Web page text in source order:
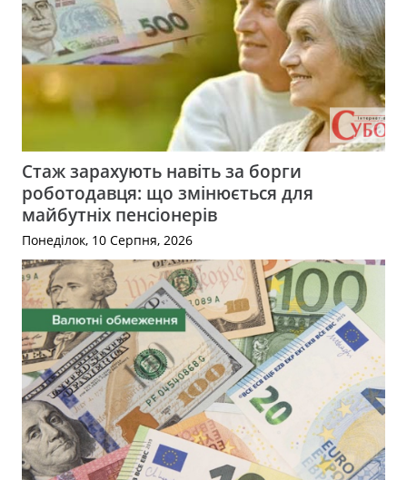
Стаж зарахують навіть за борги
роботодавця: що змінюється для
майбутніх пенсіонерів
Понеділок, 10 Серпня, 2026